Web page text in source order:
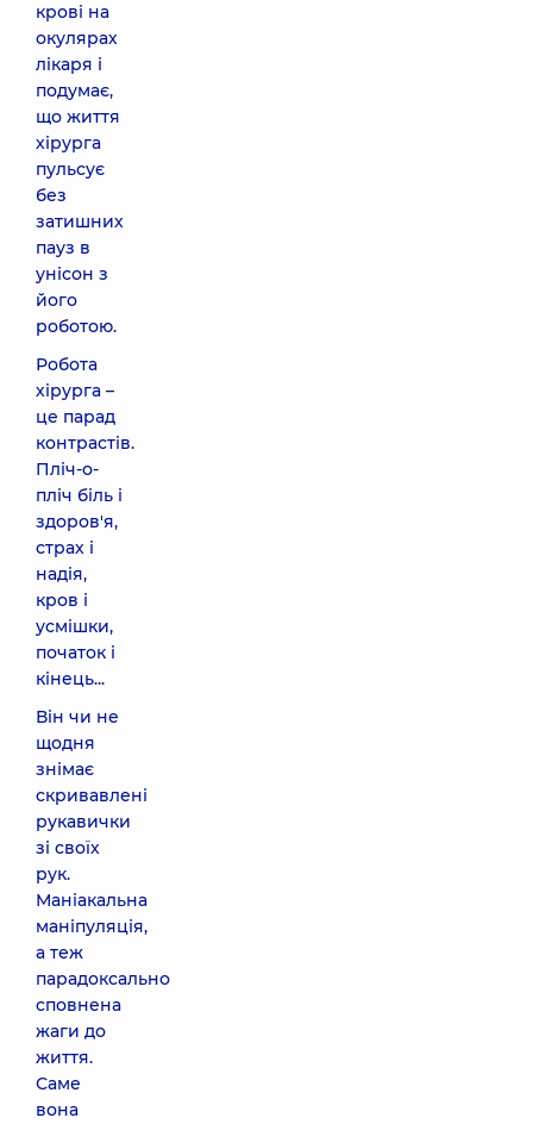
крові на
окулярах
лікаря і
подумає,
що життя
хірурга
пульсує
без
затишних
пауз в
унісон з
його
роботою.
Робота
хірурга –
це парад
контрастів.
Пліч-о-
пліч біль і
здоров'я,
страх і
надія,
кров і
усмішки,
початок і
кінець...
Він чи не
щодня
знімає
скривавлені
рукавички
зі своїх
рук.
Маніакальна
маніпуляція,
а теж
парадоксально
сповнена
жаги до
життя.
Саме
вона